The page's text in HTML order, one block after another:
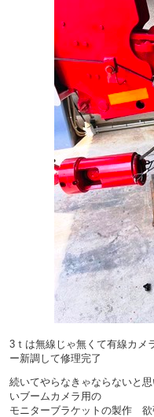
3ｔは無線じゃ無くて有線カメ
ー新調して修理完了
続いてやらなきゃならないと
いブームカメラ用の
モニターブラケットの製作 欲